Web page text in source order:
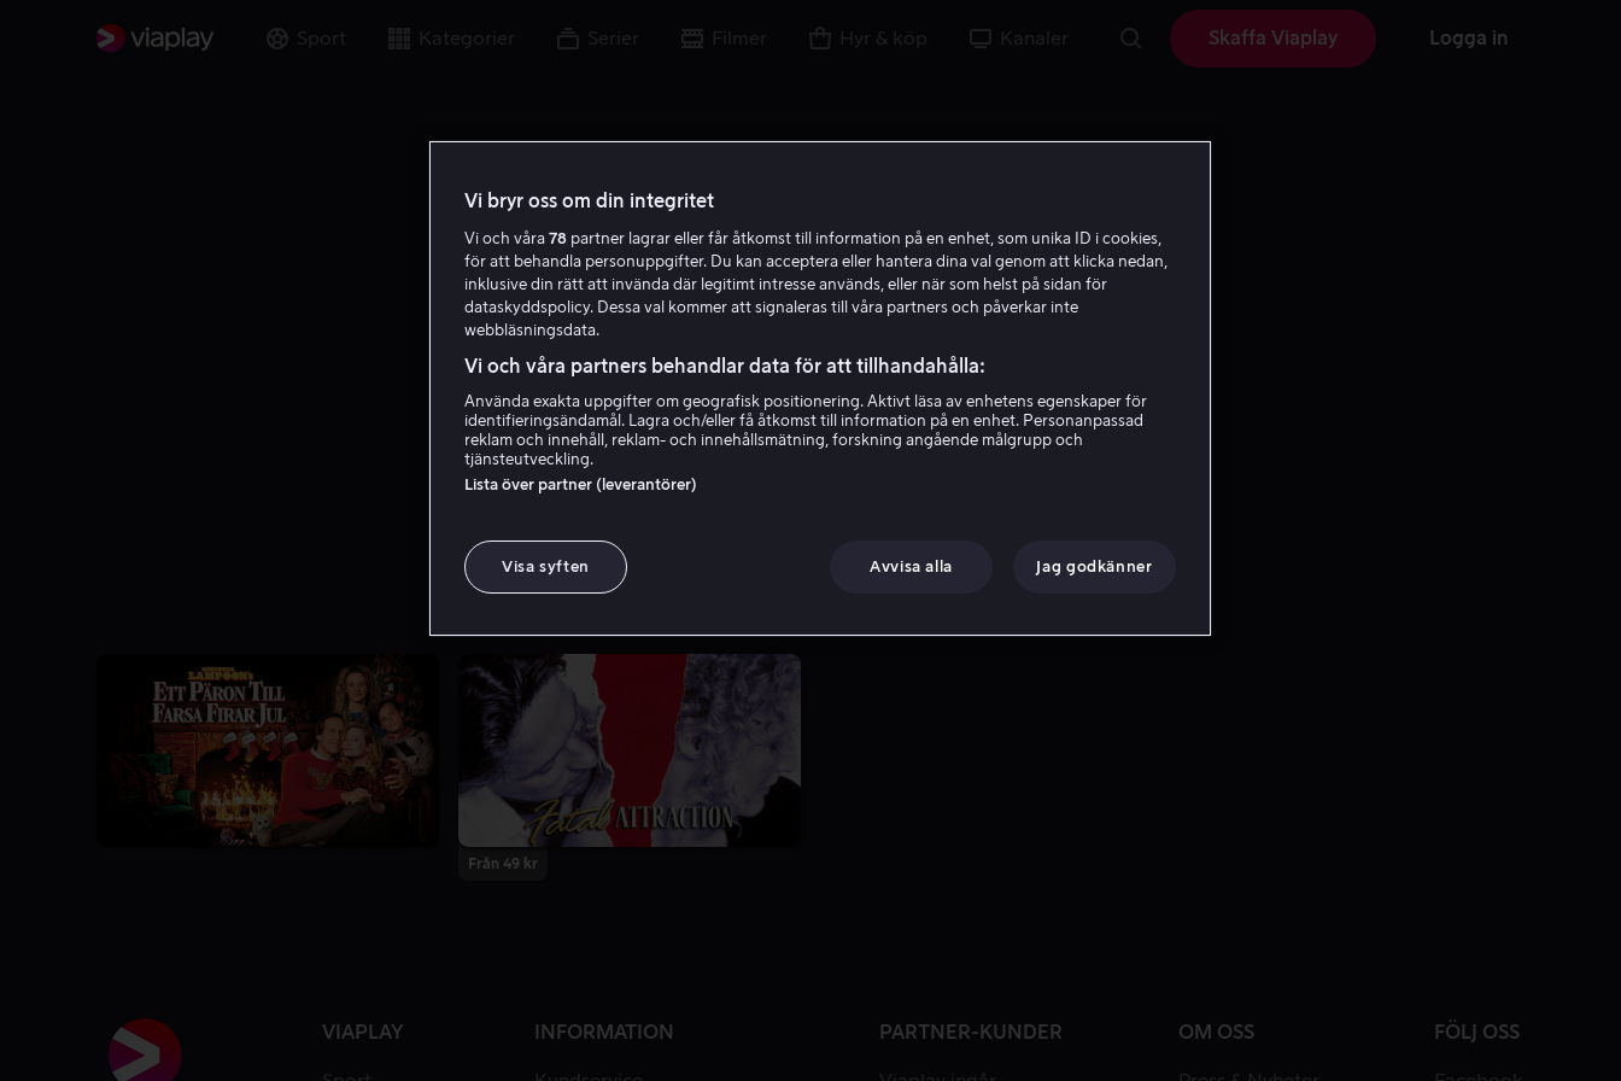
Sport Kategorier Serier Filmer Hyr & köp Kanaler Skaffa Viaplay Logga in
Ellen Latzen
Från 49 kr
VIAPLAY INFORMATION PARTNER-KUNDER OM OSS FÖLJ OSS
Vi bryr oss om din integritet
Vi och våra 78 partner lagrar eller får åtkomst till information på en enhet, som unika ID i cookies,
för att behandla personuppgifter. Du kan acceptera eller hantera dina val genom att klicka nedan,
inklusive din rätt att invända där legitimt intresse används, eller när som helst på sidan för
dataskyddspolicy. Dessa val kommer att signaleras till våra partners och påverkar inte
webbläsningsdata.
Vi och våra partners behandlar data för att tillhandahålla:
Använda exakta uppgifter om geografisk positionering. Aktivt läsa av enhetens egenskaper för
identifieringsändamål. Lagra och/eller få åtkomst till information på en enhet. Personanpassad
reklam och innehåll, reklam- och innehållsmätning, forskning angående målgrupp och
tjänsteutveckling.
Lista över partner (leverantörer)
Visa syften Avvisa alla Jag godkänner